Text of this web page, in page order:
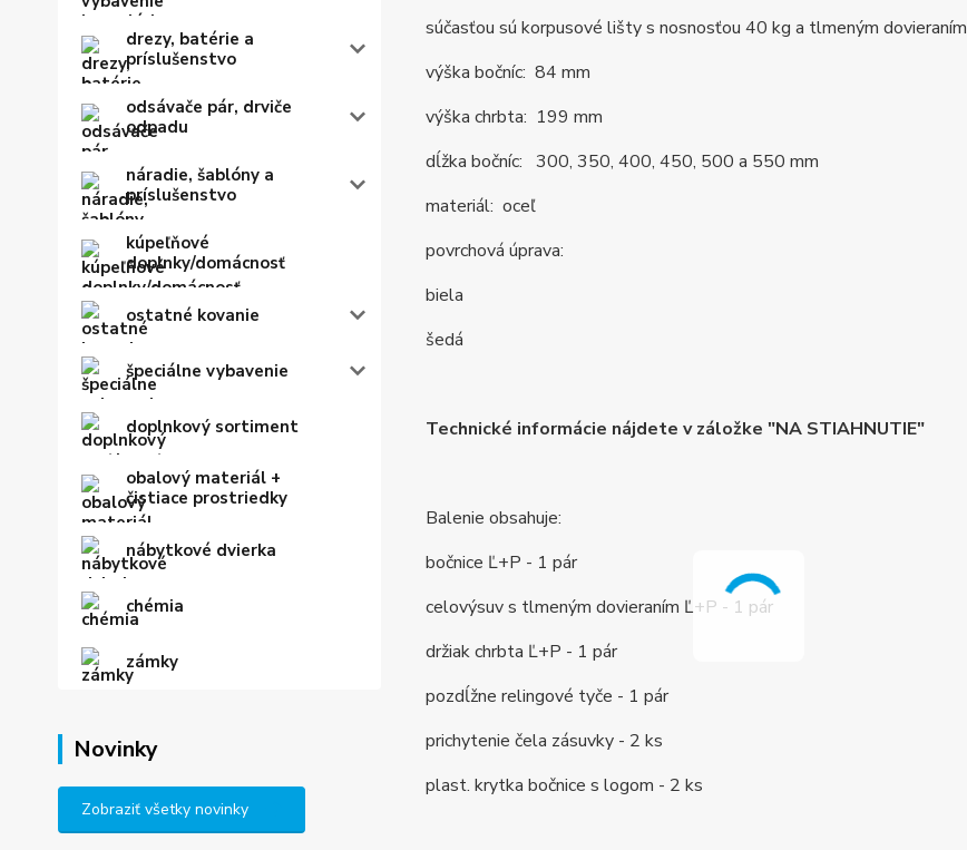
drezy, batérie a
príslušenstvo
odsávače pár, drviče
odpadu
náradie, šablóny a
príslušenstvo
kúpeľňové
doplnky/domácnosť
ostatné kovanie
špeciálne vybavenie
doplnkový sortiment
obalový materiál +
čistiace prostriedky
nábytkové dvierka
chémia
zámky
Novinky
Zobraziť všetky novinky
súčasťou sú korpusové lišty s nosnosťou 40 kg a tlmeným dovieraním
výška bočníc: 84 mm
výška chrbta: 199 mm
dĺžka bočníc: 300, 350, 400, 450, 500 a 550 mm
materiál: oceľ
povrchová úprava:
biela
šedá
Technické informácie nájdete v záložke "NA STIAHNUTIE"
Balenie obsahuje:
bočnice Ľ+P - 1 pár
celovýsuv s tlmeným dovieraním Ľ+P - 1 pár
držiak chrbta Ľ+P - 1 pár
pozdĺžne relingové tyče - 1 pár
prichytenie čela zásuvky - 2 ks
plast. krytka bočnice s logom - 2 ks